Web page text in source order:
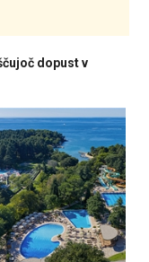
dopust v